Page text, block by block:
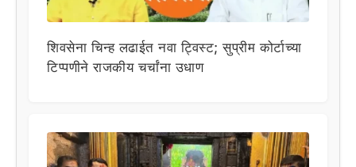
शिवसेना चिन्ह लढाईत नवा ट्विस्ट; सुप्रीम कोर्टाच्या
टिप्पणीने राजकीय चर्चांना उधाण